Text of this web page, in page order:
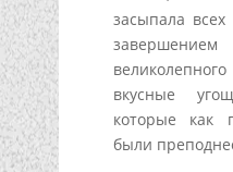
засыпала
вкусные
которые как
были